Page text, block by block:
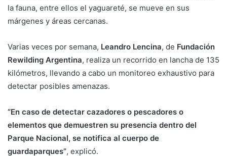
la fauna, entre ellos el yaguareté, se mueve en sus
márgenes y áreas cercanas.
Varias veces por semana, Leandro Lencina, de Fundación
Rewilding Argentina, realiza un recorrido en lancha de 135
kilómetros, llevando a cabo un monitoreo exhaustivo para
detectar posibles amenazas.
“En caso de detectar cazadores o pescadores o
elementos que demuestren su presencia dentro del
Parque Nacional, se notifica al cuerpo de
guardaparques”, explicó.